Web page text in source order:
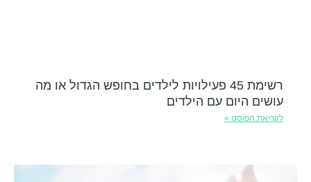
רשימת 45 פעילויות לילדים בחופש הגדול או מה
עושים היום עם הילדים
לקריאת הפוסט »